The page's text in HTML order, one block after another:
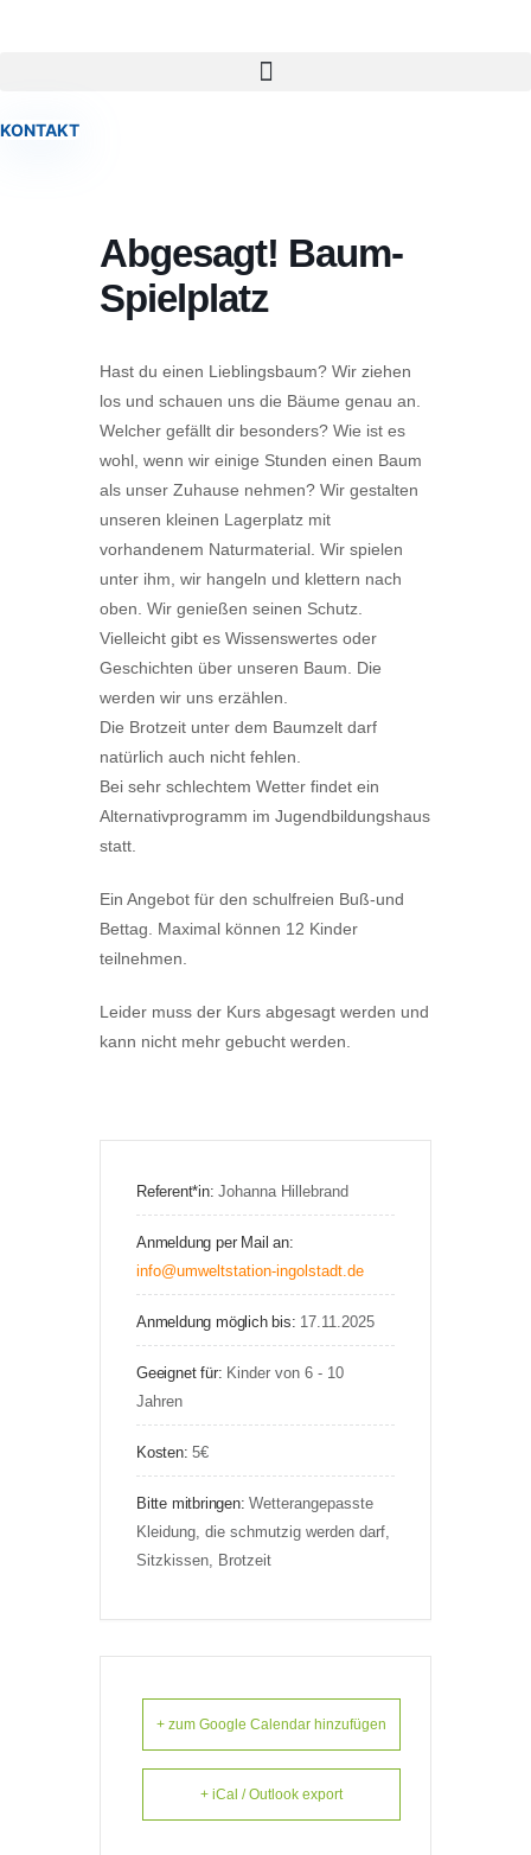
KONTAKT
Abgesagt! Baum-
Spielplatz
Hast du einen Lieblingsbaum? Wir ziehen
los und schauen uns die Bäume genau an.
Welcher gefällt dir besonders? Wie ist es
wohl, wenn wir einige Stunden einen Baum
als unser Zuhause nehmen? Wir gestalten
unseren kleinen Lagerplatz mit
vorhandenem Naturmaterial. Wir spielen
unter ihm, wir hangeln und klettern nach
oben. Wir genießen seinen Schutz.
Vielleicht gibt es Wissenswertes oder
Geschichten über unseren Baum. Die
werden wir uns erzählen.
Die Brotzeit unter dem Baumzelt darf
natürlich auch nicht fehlen.
Bei sehr schlechtem Wetter findet ein
Alternativprogramm im Jugendbildungshaus
statt.
Ein Angebot für den schulfreien Buß-und
Bettag. Maximal können 12 Kinder
teilnehmen.
Leider muss der Kurs abgesagt werden und
kann nicht mehr gebucht werden.
Referent*in:Johanna Hillebrand
Anmeldung per Mail an:
info@umweltstation-ingolstadt.de
Anmeldung möglich bis: 17.11.2025
Geeignet für: Kinder von 6 - 10
Jahren
Kosten:5€
Bitte mitbringen:Wetterangepasste
Kleidung, die schmutzig werden darf,
Sitzkissen, Brotzeit
+ zum Google Calendar hinzufügen
+ iCal / Outlook export